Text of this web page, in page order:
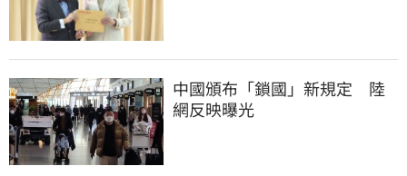
中國頒布「鎖國」新規定　陸
網反映曝光